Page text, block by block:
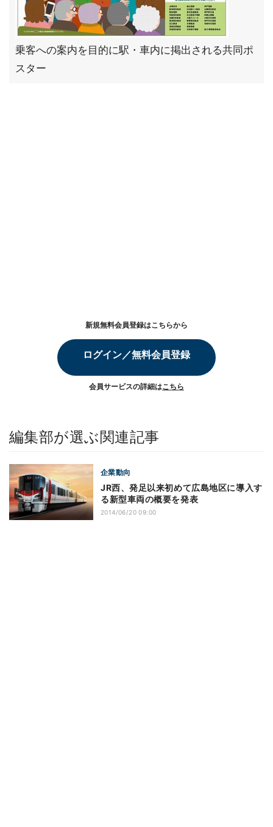
乗客への案内を目的に駅・車内に掲出される共同ポ
スター
新規無料会員登録はこちらから
ログイン／無料会員登録
会員サービスの詳細はこちら
編集部が選ぶ関連記事
企業動向
JR西、発足以来初めて広島地区に導入す
る新型車両の概要を発表
2014/06/20 09:00